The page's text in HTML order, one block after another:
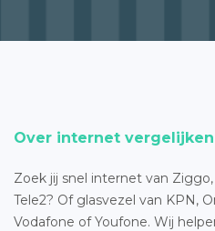
Over internet vergelijken
Zoek jij snel internet van
Tele2? Of glasvezel van KPN,
Vodafone of Youfone. Wij